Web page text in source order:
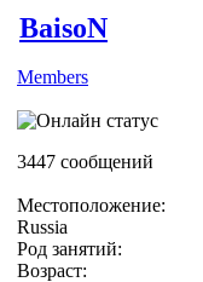
BaisoN
Members
3447 сообщений
Местоположение:
Russia
Род занятий:
Возраст: